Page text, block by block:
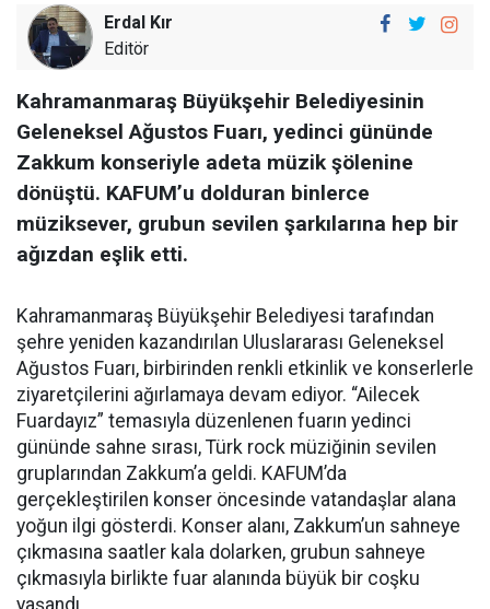
Erdal Kır
Editör
Kahramanmaraş Büyükşehir Belediyesinin
Geleneksel Ağustos Fuarı, yedinci gününde
Zakkum konseriyle adeta müzik şölenine
dönüştü. KAFUM’u dolduran binlerce
müziksever, grubun sevilen şarkılarına hep bir
ağızdan eşlik etti.
Kahramanmaraş Büyükşehir Belediyesi tarafından
şehre yeniden kazandırılan Uluslararası Geleneksel
Ağustos Fuarı, birbirinden renkli etkinlik ve konserlerle
ziyaretçilerini ağırlamaya devam ediyor. “Ailecek
Fuardayız” temasıyla düzenlenen fuarın yedinci
gününde sahne sırası, Türk rock müziğinin sevilen
gruplarından Zakkum’a geldi. KAFUM’da
gerçekleştirilen konser öncesinde vatandaşlar alana
yoğun ilgi gösterdi. Konser alanı, Zakkum’un sahneye
çıkmasına saatler kala dolarken, grubun sahneye
çıkmasıyla birlikte fuar alanında büyük bir coşku
yaşandı.